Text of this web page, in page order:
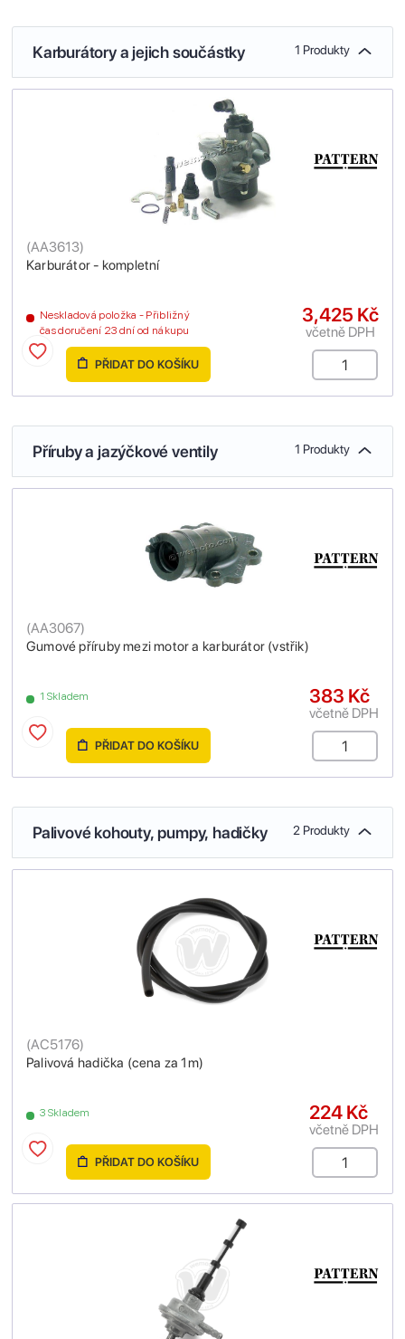
Karburátory a jejich součástky 1 Produkty
Karburátor - kompletní
(AA3613)
Neskladová položka - Přibližný
čas doručení 23 dní od nákupu
3,425 Kč
včetně DPH
PŘIDAT DO KOŠÍKU
Příruby a jazýčkové ventily 1 Produkty
Gumové příruby mezi motor a karburátor (vstřik)
(AA3067)
1 Skladem 383 Kč
včetně DPH
PŘIDAT DO KOŠÍKU
Palivové kohouty, pumpy, hadičky 2 Produkty
Palivová hadička (cena za 1m)
(AC5176)
3 Skladem 224 Kč
včetně DPH
PŘIDAT DO KOŠÍKU